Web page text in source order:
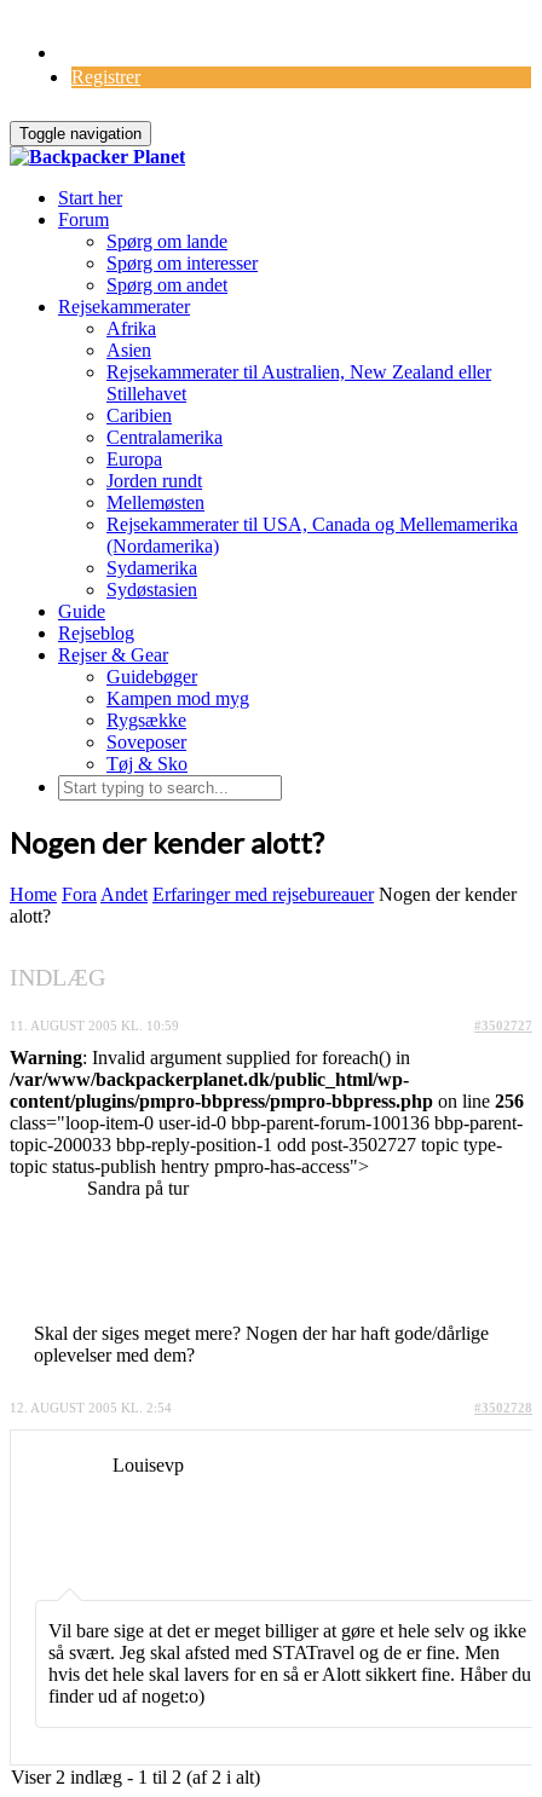
Registrer
Toggle navigation
Start her
Forum
Spørg om lande
Spørg om interesser
Spørg om andet
Rejsekammerater
Afrika
Asien
Rejsekammerater til Australien, New Zealand eller
Stillehavet
Caribien
Centralamerika
Europa
Jorden rundt
Mellemøsten
Rejsekammerater til USA, Canada og Mellemamerika
(Nordamerika)
Sydamerika
Sydøstasien
Guide
Rejseblog
Rejser & Gear
Guidebøger
Kampen mod myg
Rygsække
Soveposer
Tøj & Sko
Nogen der kender alott?
Home Fora Andet Erfaringer med rejsebureauer Nogen der kender
alott?
INDLÆG
11. AUGUST 2005 KL. 10:59 #3502727
Warning: Invalid argument supplied for foreach() in
/var/www/backpackerplanet.dk/public_html/wp-
content/plugins/pmpro-bbpress/pmpro-bbpress.php on line 256
class="loop-item-0 user-id-0 bbp-parent-forum-100136 bbp-parent-
topic-200033 bbp-reply-position-1 odd post-3502727 topic type-
topic status-publish hentry pmpro-has-access">
Sandra på tur
Skal der siges meget mere? Nogen der har haft gode/dårlige
oplevelser med dem?
12. AUGUST 2005 KL. 2:54 #3502728
Louisevp
Vil bare sige at det er meget billiger at gøre et hele selv og ikke
så svært. Jeg skal afsted med STATravel og de er fine. Men
hvis det hele skal lavers for en så er Alott sikkert fine. Håber du
finder ud af noget:o)
Viser 2 indlæg - 1 til 2 (af 2 i alt)